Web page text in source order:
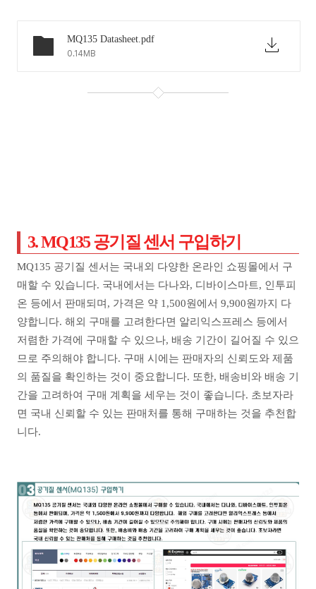
MQ135 Datasheet.pdf
0.14MB
3. MQ135 공기질 센서 구입하기
MQ135 공기질 센서는 국내외 다양한 온라인 쇼핑몰에서 구
매할 수 있습니다. 국내에서는 다나와, 디바이스마트, 인투피
온 등에서 판매되며, 가격은 약 1,500원에서 9,900원까지 다
양합니다. 해외 구매를 고려한다면 알리익스프레스 등에서
저렴한 가격에 구매할 수 있으나, 배송 기간이 길어질 수 있으
므로 주의해야 합니다. 구매 시에는 판매자의 신뢰도와 제품
의 품질을 확인하는 것이 중요합니다. 또한, 배송비와 배송 기
간을 고려하여 구매 계획을 세우는 것이 좋습니다. 초보자라
면 국내 신뢰할 수 있는 판매처를 통해 구매하는 것을 추천합
니다.